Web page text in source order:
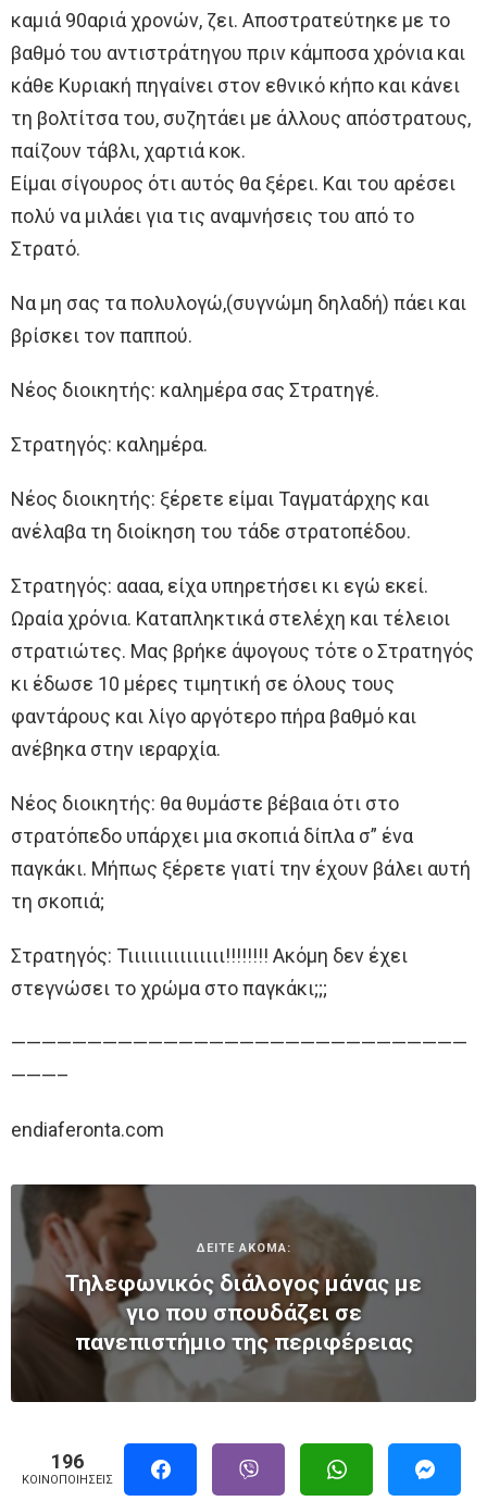
καμιά 90αριά χρονών, ζει. Αποστρατεύτηκε με το
βαθμό του αντιστράτηγου πριν κάμποσα χρόνια και
κάθε Κυριακή πηγαίνει στον εθνικό κήπο και κάνει
τη βολτίτσα του, συζητάει με άλλους απόστρατους,
παίζουν τάβλι, χαρτιά κοκ.
Είμαι σίγουρος ότι αυτός θα ξέρει. Και του αρέσει
πολύ να μιλάει για τις αναμνήσεις του από το
Στρατό.
Να μη σας τα πολυλογώ,(συγνώμη δηλαδή) πάει και
βρίσκει τον παππού.
Νέος διοικητής: καλημέρα σας Στρατηγέ.
Στρατηγός: καλημέρα.
Νέος διοικητής: ξέρετε είμαι Ταγματάρχης και
ανέλαβα τη διοίκηση του τάδε στρατοπέδου.
Στρατηγός: αααα, είχα υπηρετήσει κι εγώ εκεί.
Ωραία χρόνια. Καταπληκτικά στελέχη και τέλειοι
στρατιώτες. Μας βρήκε άψογους τότε ο Στρατηγός
κι έδωσε 10 μέρες τιμητική σε όλους τους
φαντάρους και λίγο αργότερο πήρα βαθμό και
ανέβηκα στην ιεραρχία.
Νέος διοικητής: θα θυμάστε βέβαια ότι στο
στρατόπεδο υπάρχει μια σκοπιά δίπλα σ” ένα
παγκάκι. Μήπως ξέρετε γιατί την έχουν βάλει αυτή
τη σκοπιά;
Στρατηγός: Τιιιιιιιιιιιιιιι!!!!!!!! Ακόμη δεν έχει
στεγνώσει το χρώμα στο παγκάκι;;;
——————————————————————————————
———–
endiaferonta.com
ΔΕΙΤΕ ΑΚΟΜΑ:
Τηλεφωνικός διάλογος µάνας µε
γιο που σπουδάζει σε
πανεπιστήµιο της περιφέρειας
196
ΚΟΙΝΟΠΟΙΉΣΕΙΣ